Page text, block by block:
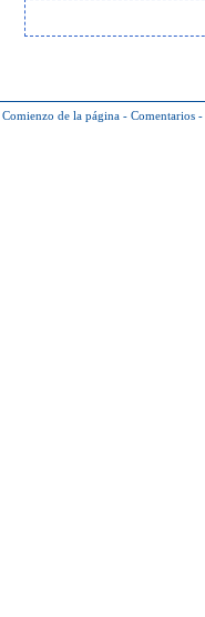
Comienzo de la página - Comentarios -